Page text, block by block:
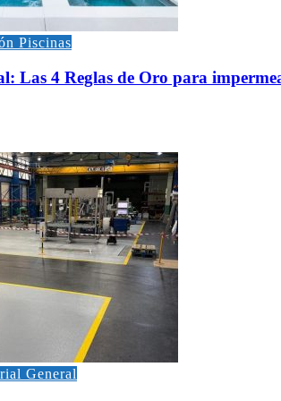
Piscinas
Las 4 Reglas de Oro para
General